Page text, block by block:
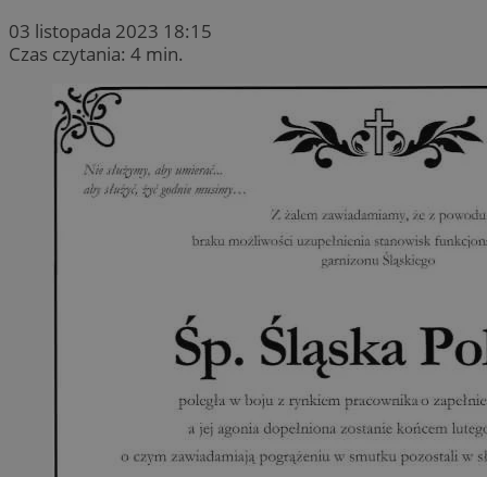
03 listopada 2023 18:15
Czas czytania: 4 min.